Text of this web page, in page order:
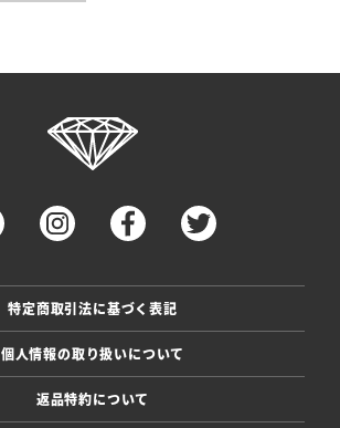
特定商取引法に基づく表記
個人情報の取り扱いについて
返品特約について